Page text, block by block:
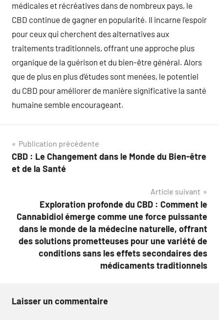
médicales et récréatives dans de nombreux pays, le
CBD continue de gagner en popularité. Il incarne l’espoir
pour ceux qui cherchent des alternatives aux
traitements traditionnels, offrant une approche plus
organique de la guérison et du bien-être général. Alors
que de plus en plus d’études sont menées, le potentiel
du CBD pour améliorer de manière significative la santé
humaine semble encourageant.
Navigation
de
Publication précédente
CBD : Le Changement dans le Monde du Bien-être
et de la Santé
Article suivant
Exploration profonde du CBD : Comment le
Cannabidiol émerge comme une force puissante
dans le monde de la médecine naturelle, offrant
des solutions prometteuses pour une variété de
conditions sans les effets secondaires des
médicaments traditionnels
Laisser un commentaire